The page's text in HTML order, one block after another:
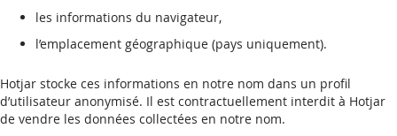
les informations du navigateur,
l’emplacement géographique (pays uniquement).
Hotjar stocke ces informations en notre nom dans un profil
d’utilisateur anonymisé. Il est contractuellement interdit à Hotjar
de vendre les données collectées en notre nom.